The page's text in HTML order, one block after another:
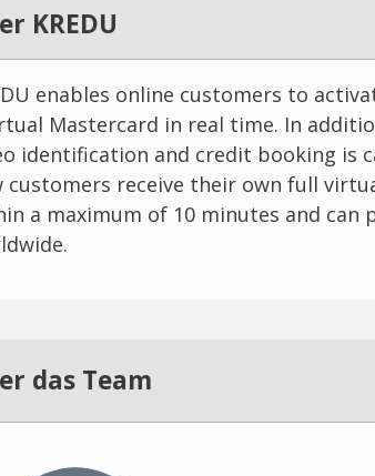
KREDU
enables online customers to
Mastercard in real time. In
identification and credit booking is
customers receive their own full
a maximum of 10 minutes and can
das Team